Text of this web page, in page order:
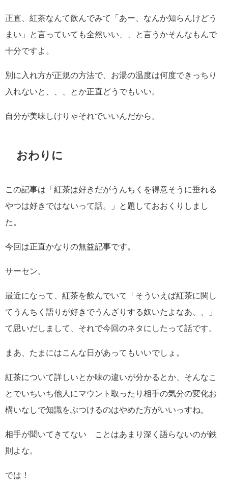
正直、紅茶なんて飲んでみて「あー、なんか知らんけどう
まい」と言っていても全然いい、、と言うかそんなもんで
十分ですよ。
別に入れ方が正規の方法で、お湯の温度は何度できっちり
入れないと、、、とか正直どうでもいい。
自分が美味しけりゃそれでいいんだから。
おわりに
この記事は「紅茶は好きだがうんちくを得意そうに垂れる
やつは好きではないって話。」と題しておおくりしまし
た。
今回は正直かなりの無益記事です。
サーセン。
最近になって、紅茶を飲んでいて「そういえば紅茶に関し
てうんちく語りが好きでうんざりする奴いたよなあ、、」
て思いだしまして、それで今回のネタにしたって話です。
まあ、たまにはこんな日があってもいいでしょ。
紅茶について詳しいとか味の違いが分かるとか、そんなこ
とでいちいち他人にマウント取ったり相手の気分の変化お
構いなしで知識をぶつけるのはやめた方がいいっすね。
相手が聞いてきてない ことはあまり深く語らないのが鉄
則よな。
では！